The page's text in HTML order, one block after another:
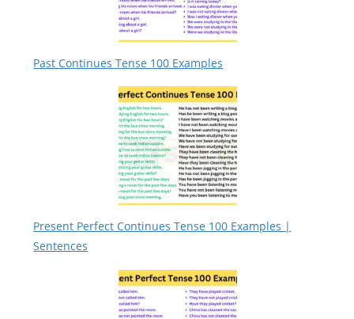
Past Continues Tense 100 Examples
Present Perfect Continues Tense 100 Examples |
Sentences